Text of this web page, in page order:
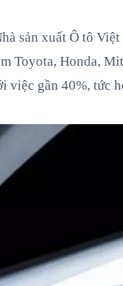
sản xuất Ô tô
Toyota, Honda,
việc gần 40%, tức